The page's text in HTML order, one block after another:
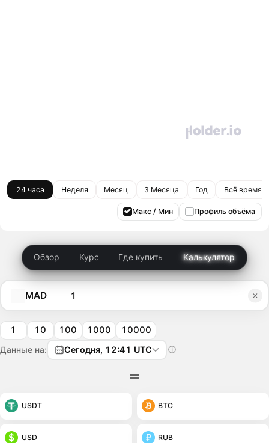
24 часа Неделя Месяц 3 Месяца Год Всё время
Макс / Мин Профиль объёма
Обзор Курс Где купить Калькулятор
MAD
1 10 100 1000 10000
Данные на: Сегодня, 12:41 UTC
USDT BTC
USD RUB